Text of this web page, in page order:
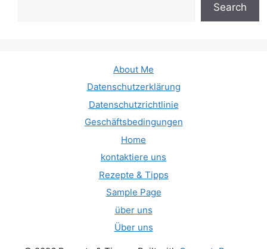
Search
About Me
Datenschutzerklärung
Datenschutzrichtlinie
Geschäftsbedingungen
Home
kontaktiere uns
Rezepte & Tipps
Sample Page
über uns
Über uns